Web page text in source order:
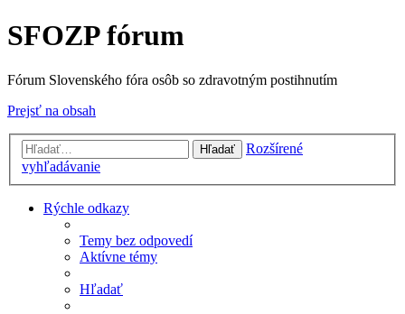
SFOZP fórum
Fórum Slovenského fóra osôb so zdravotným postihnutím
Prejsť na obsah
Hľadať
Rozšírené
vyhľadávanie
Rýchle odkazy
Temy bez odpovedí
Aktívne témy
Hľadať